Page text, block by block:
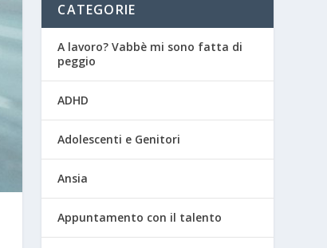
CATEGORIE
A lavoro? Vabbè mi sono fatta di
peggio
ADHD
Adolescenti e Genitori
Ansia
Appuntamento con il talento